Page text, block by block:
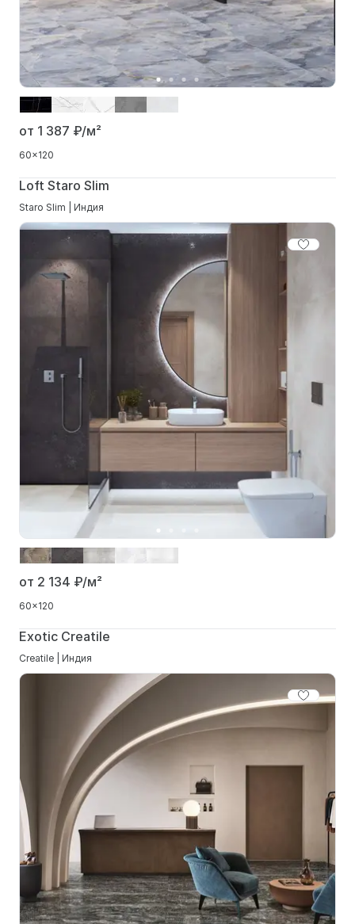
от 1 387 ₽/м²
60x120
Loft Staro Slim
Staro Slim | Индия
от 2 134 ₽/м²
60x120
Exotic Creatile
Creatile | Индия